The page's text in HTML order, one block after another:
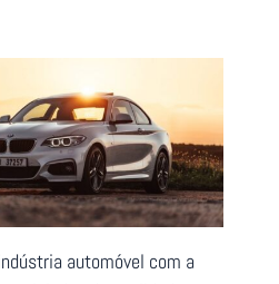
automóvel com a